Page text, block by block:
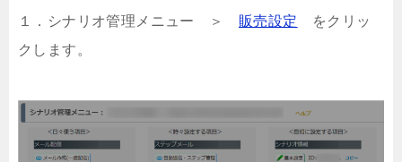
１．シナリオ管理メニュー ＞ 販売設定 をクリッ
クします。